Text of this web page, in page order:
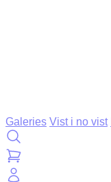
Galeries Vist i no vist